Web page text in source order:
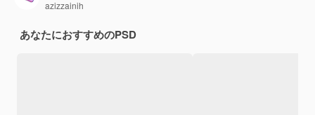
azizzainih
あなたにおすすめのPSD